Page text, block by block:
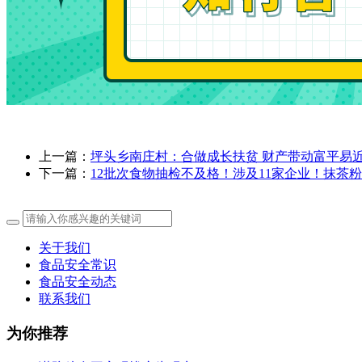
上一篇： 坪头乡南庄村：合做成长扶贫 财产带动富平易
下一篇： 12批次食物抽检不及格！涉及11家企业！抹茶
关于我们
食品安全常识
食品安全动态
联系我们
为你推荐